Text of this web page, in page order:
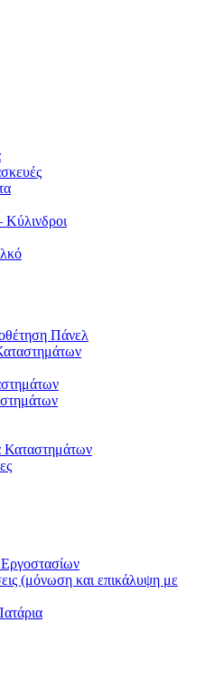
Κύλινδροι
Πάνελ
Καταστημάτων
(μόνωση και επικάλυψη με